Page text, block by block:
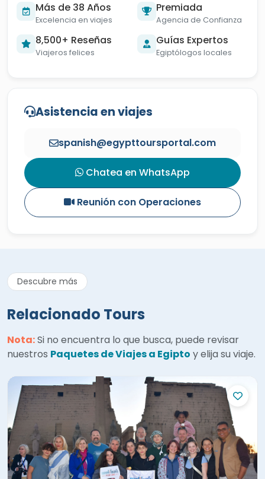
Más de 38 Años
Excelencia en viajes
Premiada
Agencia de Confianza
8,500+ Reseñas
Viajeros felices
Guías Expertos
Egiptólogos locales
Asistencia en viajes
spanish@egypttoursportal.com
Chatea en WhatsApp
Reunión con Operaciones
Descubre más
Relacionado Tours
Nota:Si no encuentra lo que busca, puede revisar
nuestros Paquetes de Viajes a Egipto y elija su viaje.